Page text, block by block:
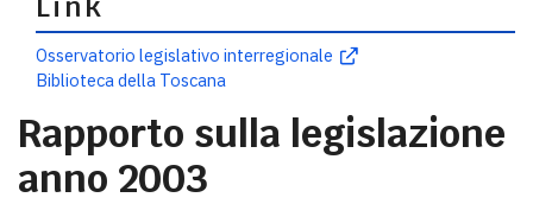
Link
Osservatorio legislativo interregionale
Biblioteca della Toscana
Rapporto sulla legislazione
anno 2003